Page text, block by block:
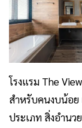
โรงแรม The
สำหรับคนงบน้อย
ประเภท สิ่งอำนว